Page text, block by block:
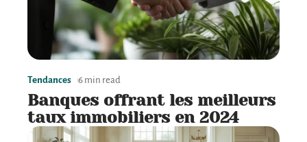
Tendances 6 min read
Banques offrant les meilleurs
taux immobiliers en 2024